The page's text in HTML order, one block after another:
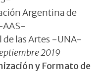
Argentina de
AAS-
de las Artes -UNA-
2019
y Formato de